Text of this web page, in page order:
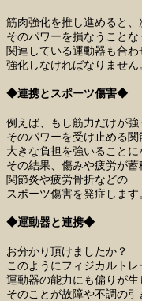
筋肉強化を推し進めると、
そのパワーを損なうことな
関連している運動器も合わ
強化しなければなりません
◆連携とスポーツ傷害◆
例えば、もし筋力だけが
そのパワーを受け止める関
大きな負担を強いることに
その結果、傷みや疲労が蓄
関節炎や疲労骨折などの
スポーツ傷害を発症します
◆運動器と連携◆
お分かり頂けましたか？
このようにフィジカルトレ
運動器の能力にも偏りが生
そのことが故障や不調の